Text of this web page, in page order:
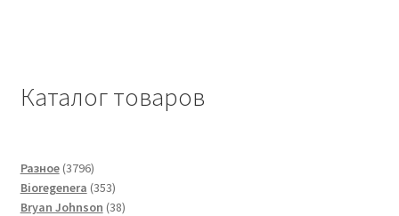
Каталог товаров
Разное 37963796
товаров
Bioregenera 353353
товара
Bryan Johnson 3838